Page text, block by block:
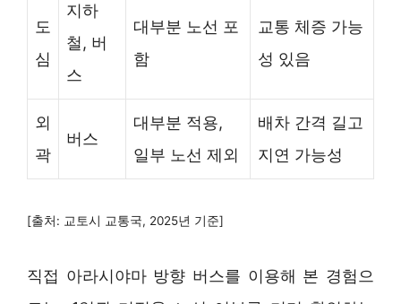
도
심
지하
철, 버
스
대부분 노선 포
함
교통 체증 가능
성 있음
외
곽
버스
대부분 적용,
일부 노선 제외
배차 간격 길고
지연 가능성
[출처: 교토시 교통국, 2025년 기준]
직접 아라시야마 방향 버스를 이용해 본 경험으